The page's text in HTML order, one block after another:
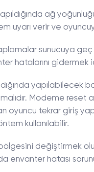
ağ
uyarı verir ve
sunucuya
hatalarını gidermek
yapılabilecek
Modeme reset
oyuncu tekrar giriş
kullanılabilir.
değiştirmek
envanter hatası